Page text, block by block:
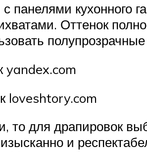
панелями кухонного
Оттенок
yandex.com
loveshtory.com
то для драпировок
и